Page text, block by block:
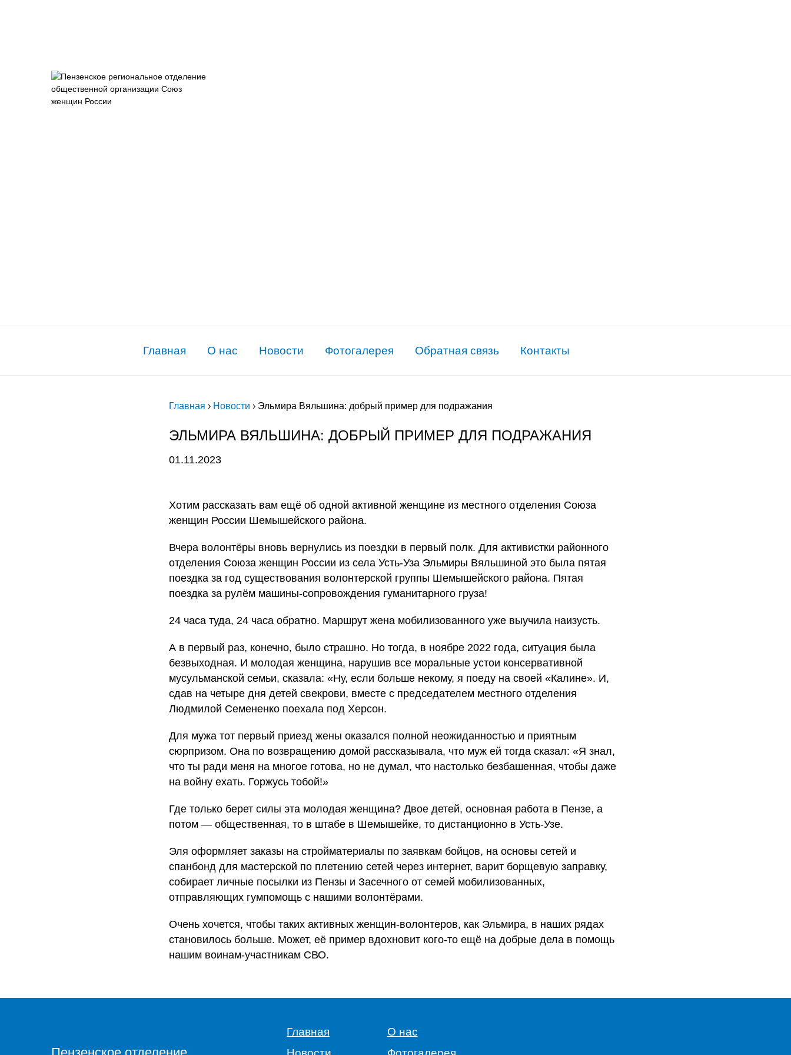
Главная О нас Новости Фотогалерея Обратная связь Контакты
Главная › Новости › Эльмира Вяльшина: добрый пример для подражания
ЭЛЬМИРА ВЯЛЬШИНА: ДОБРЫЙ ПРИМЕР ДЛЯ ПОДРАЖАНИЯ
01.11.2023
Хотим рассказать вам ещё об одной активной женщине из местного отделения Союза
женщин России Шемышейского района.
Вчера волонтёры вновь вернулись из поездки в первый полк. Для активистки районного
отделения Союза женщин России из села Усть-Уза Эльмиры Вяльшиной это была пятая
поездка за год существования волонтерской группы Шемышейского района. Пятая
поездка за рулём машины-сопровождения гуманитарного груза!
24 часа туда, 24 часа обратно. Маршрут жена мобилизованного уже выучила наизусть.
А в первый раз, конечно, было страшно. Но тогда, в ноябре 2022 года, ситуация была
безвыходная. И молодая женщина, нарушив все моральные устои консервативной
мусульманской семьи, сказала: «Ну, если больше некому, я поеду на своей «Калине». И,
сдав на четыре дня детей свекрови, вместе с председателем местного отделения
Людмилой Семененко поехала под Херсон.
Для мужа тот первый приезд жены оказался полной неожиданностью и приятным
сюрпризом. Она по возвращению домой рассказывала, что муж ей тогда сказал: «Я знал,
что ты ради меня на многое готова, но не думал, что настолько безбашенная, чтобы даже
на войну ехать. Горжусь тобой!»
Где только берет силы эта молодая женщина? Двое детей, основная работа в Пензе, а
потом — общественная, то в штабе в Шемышейке, то дистанционно в Усть-Узе.
Эля оформляет заказы на стройматериалы по заявкам бойцов, на основы сетей и
спанбонд для мастерской по плетению сетей через интернет, варит борщевую заправку,
собирает личные посылки из Пензы и Засечного от семей мобилизованных,
отправляющих гумпомощь с нашими волонтёрами.
Очень хочется, чтобы таких активных женщин-волонтеров, как Эльмира, в наших рядах
становилось больше. Может, её пример вдохновит кого-то ещё на добрые дела в помощь
нашим воинам-участникам СВО.
Главная
О нас